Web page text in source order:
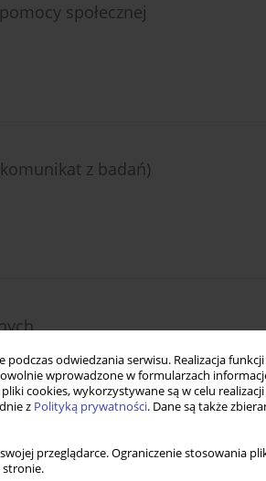
podczas odwiedzania serwisu. Realizacja
wprowadzone w formularzach
cookies, wykorzystywane są w celu
z Polityką prywatności. Dane są także
przeglądarce. Ograniczenie stosowania
stronie.
społecznej
z badań)